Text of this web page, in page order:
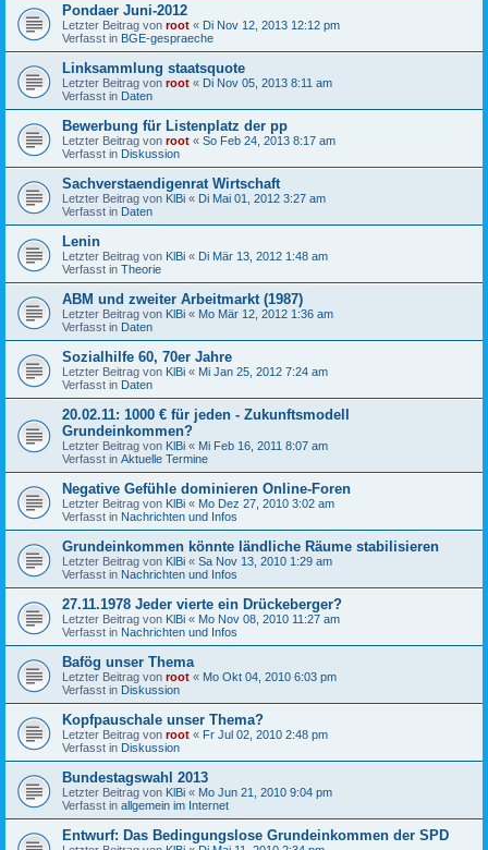
Pondaer Juni-2012
Letzter Beitrag von root « Di Nov 12, 2013 12:12 pm
Verfasst in BGE-gespraeche
Linksammlung staatsquote
Letzter Beitrag von root « Di Nov 05, 2013 8:11 am
Verfasst in Daten
Bewerbung für Listenplatz der pp
Letzter Beitrag von root « So Feb 24, 2013 8:17 am
Verfasst in Diskussion
Sachverstaendigenrat Wirtschaft
Letzter Beitrag von KlBi « Di Mai 01, 2012 3:27 am
Verfasst in Daten
Lenin
Letzter Beitrag von KlBi « Di Mär 13, 2012 1:48 am
Verfasst in Theorie
ABM und zweiter Arbeitmarkt (1987)
Letzter Beitrag von KlBi « Mo Mär 12, 2012 1:36 am
Verfasst in Daten
Sozialhilfe 60, 70er Jahre
Letzter Beitrag von KlBi « Mi Jan 25, 2012 7:24 am
Verfasst in Daten
20.02.11: 1000 € für jeden - Zukunftsmodell
Grundeinkommen?
Letzter Beitrag von KlBi « Mi Feb 16, 2011 8:07 am
Verfasst in Aktuelle Termine
Negative Gefühle dominieren Online-Foren
Letzter Beitrag von KlBi « Mo Dez 27, 2010 3:02 am
Verfasst in Nachrichten und Infos
Grundeinkommen könnte ländliche Räume stabilisieren
Letzter Beitrag von KlBi « Sa Nov 13, 2010 1:29 am
Verfasst in Nachrichten und Infos
27.11.1978 Jeder vierte ein Drückeberger?
Letzter Beitrag von KlBi « Mo Nov 08, 2010 11:27 am
Verfasst in Nachrichten und Infos
Bafög unser Thema
Letzter Beitrag von root « Mo Okt 04, 2010 6:03 pm
Verfasst in Diskussion
Kopfpauschale unser Thema?
Letzter Beitrag von root « Fr Jul 02, 2010 2:48 pm
Verfasst in Diskussion
Bundestagswahl 2013
Letzter Beitrag von KlBi « Mo Jun 21, 2010 9:04 pm
Verfasst in allgemein im Internet
Entwurf: Das Bedingungslose Grundeinkommen der SPD